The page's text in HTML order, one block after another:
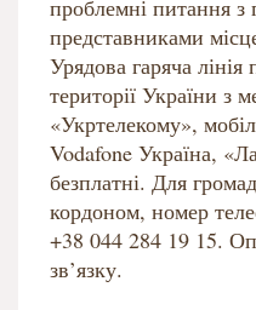
проблемні питання
представниками
Урядова гаряча
території України з
«Укртелекому»,
Vodafone Україна,
безплатні. Для
кордоном, номер
+38 044 284 19 15.
зв’язку.